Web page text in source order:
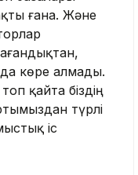
ғана. Және
көре алмады.
қайта біздің
түрлі
іс